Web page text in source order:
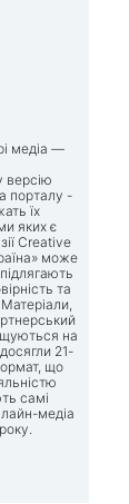
медіа —
версію
порталу -
їх
яких є
Creative
може
та
на
21-
що
самі
медіа